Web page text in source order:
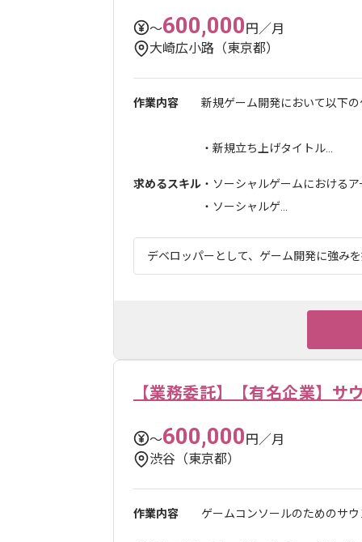
〜600,000円／月
大崎広小路（東京都）
作業内容 新規ゲーム開発において以下
・新規立ち上げタイトル...
求めるスキル ・ソーシャルゲームにおける
・ソーシャルゲ...
デベロッパーとして、ゲーム開発に強み
【業務委託】【有名企業】サ
〜600,000円／月
渋谷（東京都）
作業内容 ゲームコンソールのためのサ